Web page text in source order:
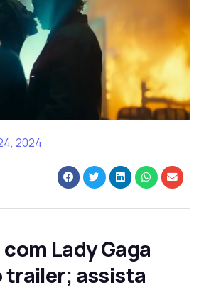
2024
Lady Gaga
trailer; assista